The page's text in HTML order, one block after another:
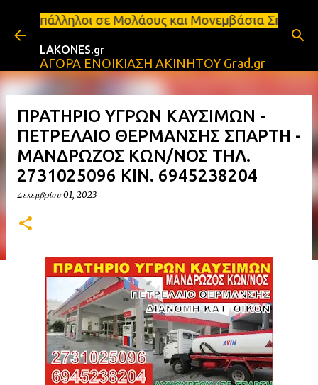
Μετάβαση στο κύριο περιεχόμενο
σε Μολάους και Μονεμβάσια
LAKONES.gr
ΑΓΟΡΑ ΕΝΟΙΚΙΑΣΗ ΑΚΙΝΗΤΟΥ Grad.gr
ΠΡΑΤΗΡΙΟ ΥΓΡΩΝ ΚΑΥΣΙΜΩΝ -
ΠΕΤΡΕΛΑΙΟ ΘΕΡΜΑΝΣΗΣ ΣΠΑΡΤΗ -
ΜΑΝΔΡΩΖΟΣ ΚΩΝ/ΝΟΣ ΤΗΛ.
2731025096 ΚΙΝ. 6945238204
Δεκεμβρίου 01, 2023